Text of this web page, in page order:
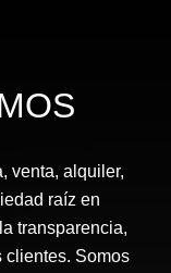
venta, alquiler,
raíz en
transparencia,
clientes. Somos